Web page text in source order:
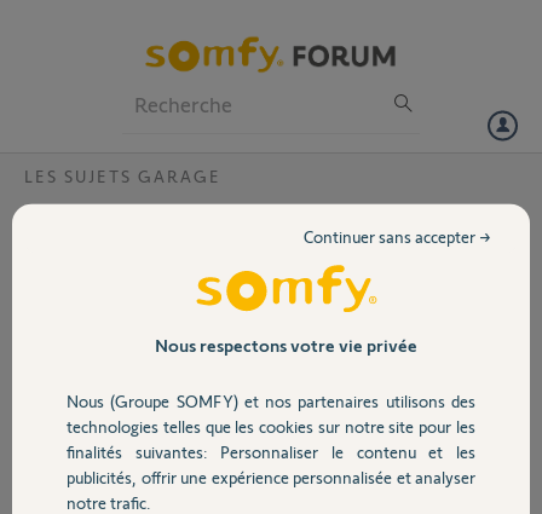
Volet
Sécurité
Domotique
LES SUJETS GARAGE
Porte de garage ne s'ouvre pas avec la
Panne de courant hier, la porte ne s'ouvrait pas malgré la batterie
chargée, elle est à 10v. a vide et actuellement en test sur une
Symptôme de la porte, appuie sur le bouton, elle s'ouvrait d'un petit
centimètre et c'est tout, re appui sur le bouton elle se refermait.
L'électricité revenu aucun problème..
Merci,
Nous respectons votre vie privée
Nous (Groupe SOMFY) et nos partenaires utilisons des
technologies telles que les cookies sur notre site pour les
finalités suivantes: Personnaliser le contenu et les
publicités, offrir une expérience personnalisée et analyser
notre trafic.
Continuer sans accepter →